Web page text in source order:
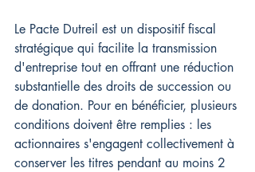
Le Pacte Dutreil est un dispositif fiscal
stratégique qui facilite la transmission
d'entreprise tout en offrant une réduction
substantielle des droits de succession ou
de donation. Pour en bénéficier, plusieurs
conditions doivent être remplies : les
actionnaires s'engagent collectivement à
conserver les titres pendant au moins 2